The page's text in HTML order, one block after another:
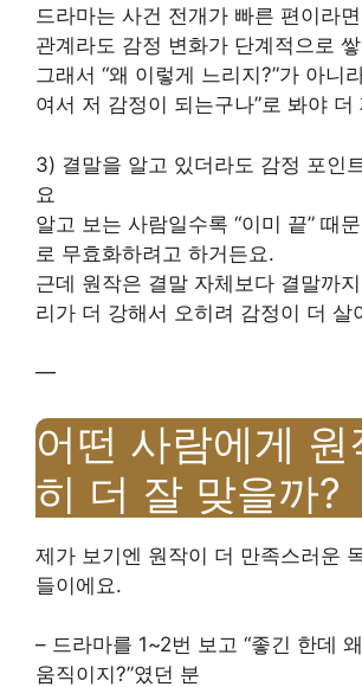
드라마는 사건 전개가 빠른 편이라
관계라도 감정 변화가 단계적으로
그래서 “왜 이렇게 느리지?”가 아니
여서 저 감정이 되는구나”로 봐야 더
3) 결말을 알고 있더라도 감정 포인
요
알고 보는 사람일수록 “이미 끝” 때
로 무효화하려고 하거든요.
근데 원작은 결말 자체보다 결말까
리가 더 강해서 오히려 감정이 더 살
—
어떤 사람에게 원
히 더 잘 맞을까?
제가 보기엔 원작이 더 만족스러운
들이에요.
– 드라마를 1~2번 보고 “좋긴 한데
움직이지?”였던 분